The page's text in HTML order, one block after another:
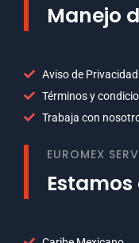
Manejo
Aviso de Privacidad
Términos y
Trabaja con
EUROMEX